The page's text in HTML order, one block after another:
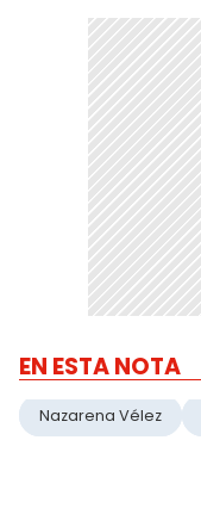
EN ESTA NOTA
Nazarena Vélez